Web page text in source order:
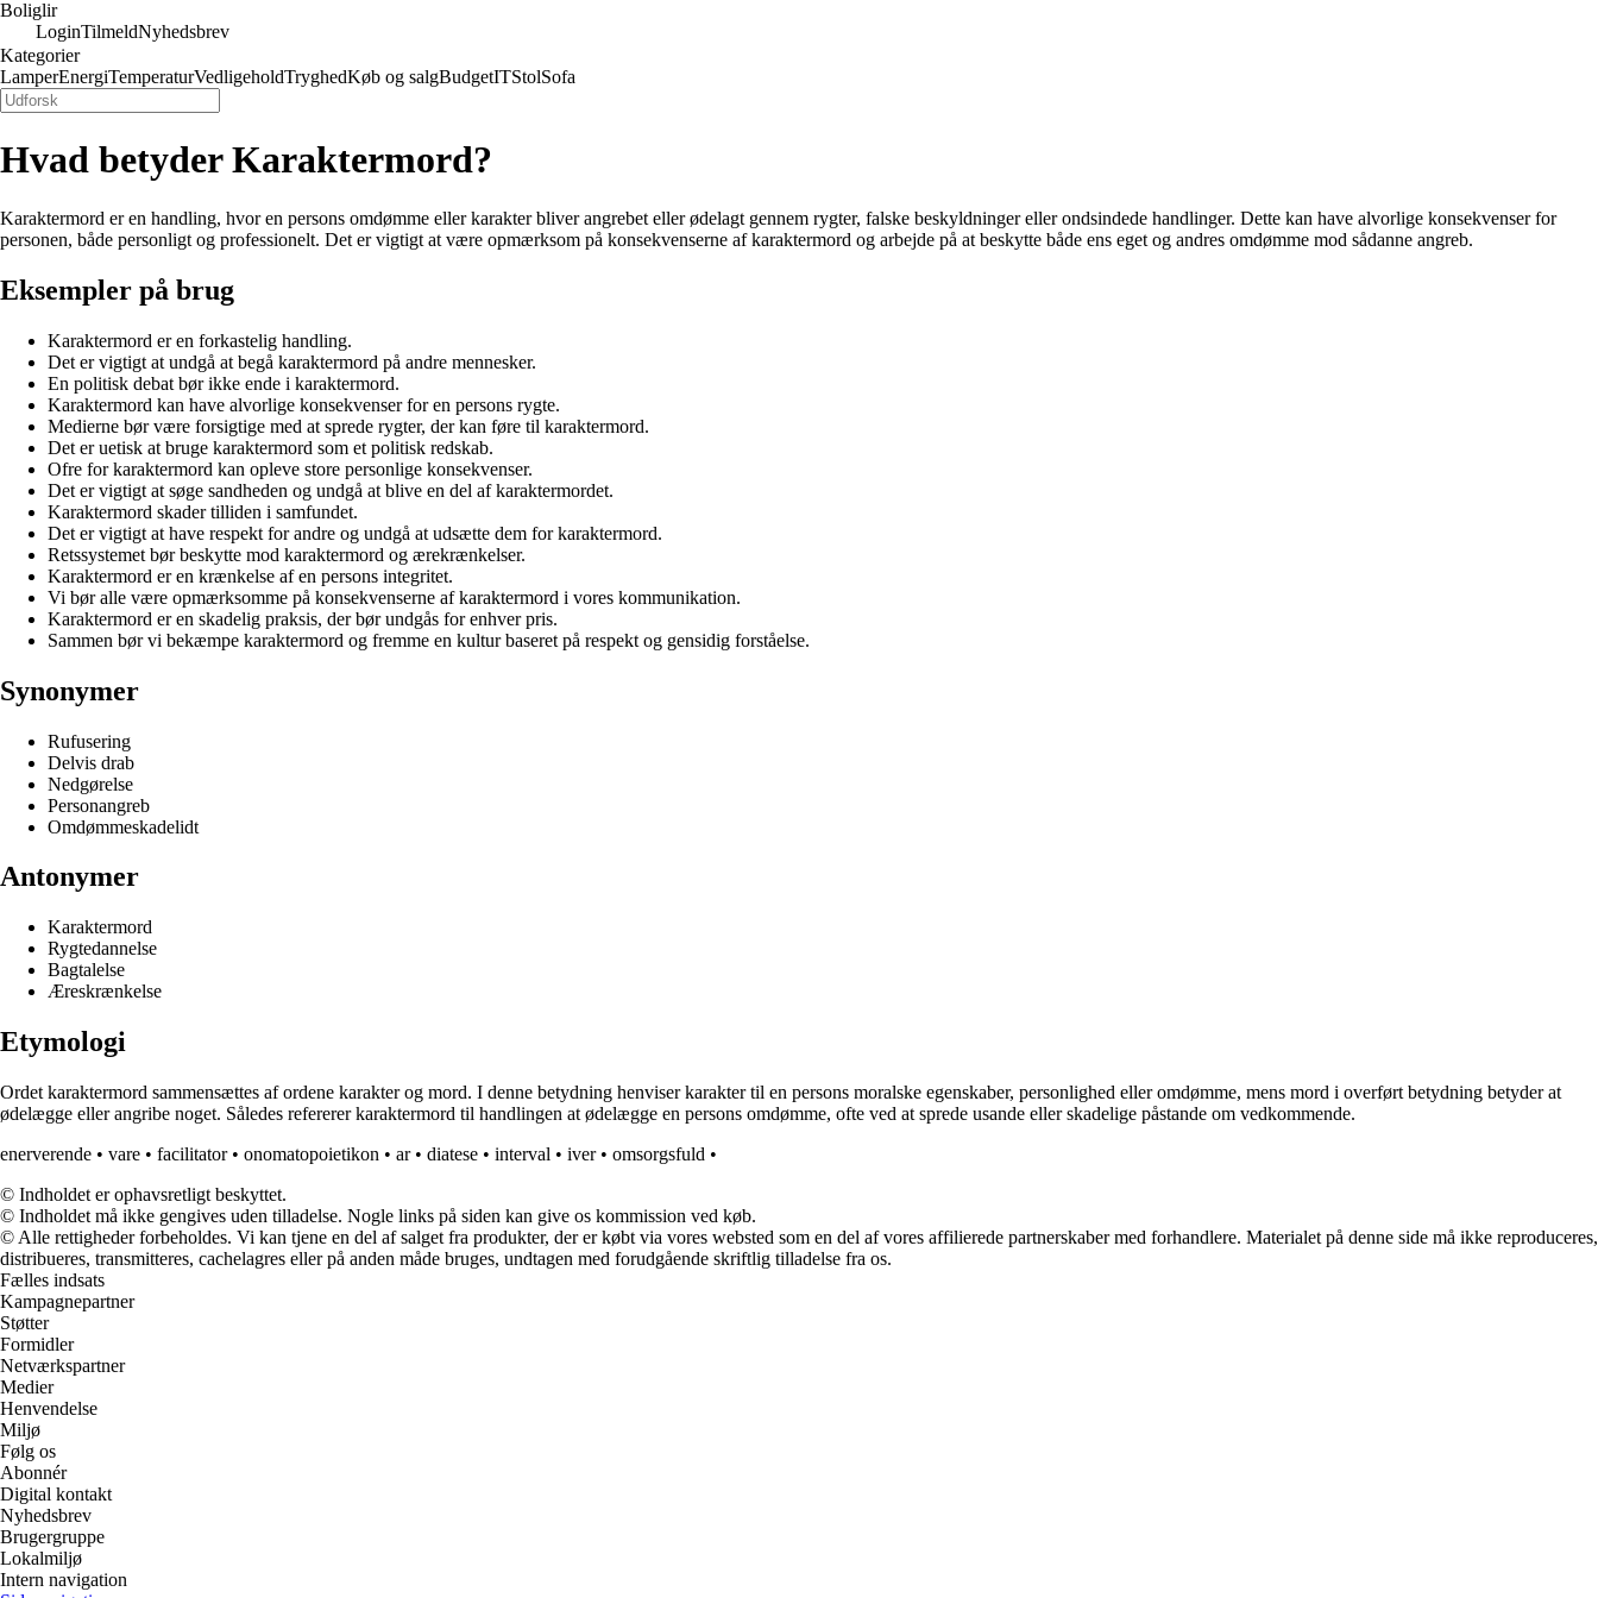
Boliglir
LoginTilmeldNyhedsbrev
Kategorier
LamperEnergiTemperaturVedligeholdTryghedKøb og salgBudgetITStolSofa
Hvad betyder Karaktermord?
Karaktermord er en handling, hvor en persons omdømme eller karakter bliver angrebet eller ødelagt gennem rygter, falske beskyldninger eller ondsindede handlinger. Dette kan have alvorlige konsekvenser for
personen, både personligt og professionelt. Det er vigtigt at være opmærksom på konsekvenserne af karaktermord og arbejde på at beskytte både ens eget og andres omdømme mod sådanne angreb.
Eksempler på brug
Karaktermord er en forkastelig handling.
Det er vigtigt at undgå at begå karaktermord på andre mennesker.
En politisk debat bør ikke ende i karaktermord.
Karaktermord kan have alvorlige konsekvenser for en persons rygte.
Medierne bør være forsigtige med at sprede rygter, der kan føre til karaktermord.
Det er uetisk at bruge karaktermord som et politisk redskab.
Ofre for karaktermord kan opleve store personlige konsekvenser.
Det er vigtigt at søge sandheden og undgå at blive en del af karaktermordet.
Karaktermord skader tilliden i samfundet.
Det er vigtigt at have respekt for andre og undgå at udsætte dem for karaktermord.
Retssystemet bør beskytte mod karaktermord og ærekrænkelser.
Karaktermord er en krænkelse af en persons integritet.
Vi bør alle være opmærksomme på konsekvenserne af karaktermord i vores kommunikation.
Karaktermord er en skadelig praksis, der bør undgås for enhver pris.
Sammen bør vi bekæmpe karaktermord og fremme en kultur baseret på respekt og gensidig forståelse.
Synonymer
Rufusering
Delvis drab
Nedgørelse
Personangreb
Omdømmeskadelidt
Antonymer
Karaktermord
Rygtedannelse
Bagtalelse
Æreskrænkelse
Etymologi
Ordet karaktermord sammensættes af ordene karakter og mord. I denne betydning henviser karakter til en persons moralske egenskaber, personlighed eller omdømme, mens mord i overført betydning betyder at
ødelægge eller angribe noget. Således refererer karaktermord til handlingen at ødelægge en persons omdømme, ofte ved at sprede usande eller skadelige påstande om vedkommende.
enerverende • vare • facilitator• onomatopoietikon • ar• diatese • interval • iver• omsorgsfuld •
© Indholdet er ophavsretligt beskyttet.
© Indholdet må ikke gengives uden tilladelse. Nogle links på siden kan give os kommission ved køb.
© Alle rettigheder forbeholdes. Vi kan tjene en del af salget fra produkter, der er købt via vores websted som en del af vores affilierede partnerskaber med forhandlere. Materialet på denne side må ikke reproduceres,
distribueres, transmitteres, cachelagres eller på anden måde bruges, undtagen med forudgående skriftlig tilladelse fra os.
Fælles indsats
Kampagnepartner
Støtter
Formidler
Netværkspartner
Medier
Henvendelse
Miljø
Følg os
Abonnér
Digital kontakt
Nyhedsbrev
Brugergruppe
Lokalmiljø
Intern navigation